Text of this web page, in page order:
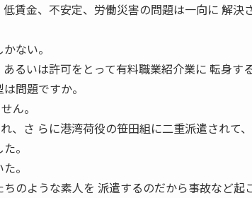
賃金、不安定、労働災害の問題は一向に 解決
ない。
るいは許可をとって有料職業紹介業に 転身す
問題ですか。
ん。
、さ らに港湾荷役の笹田組に二重派遣されて
。
。
のような素人を 派遣するのだから事故など起